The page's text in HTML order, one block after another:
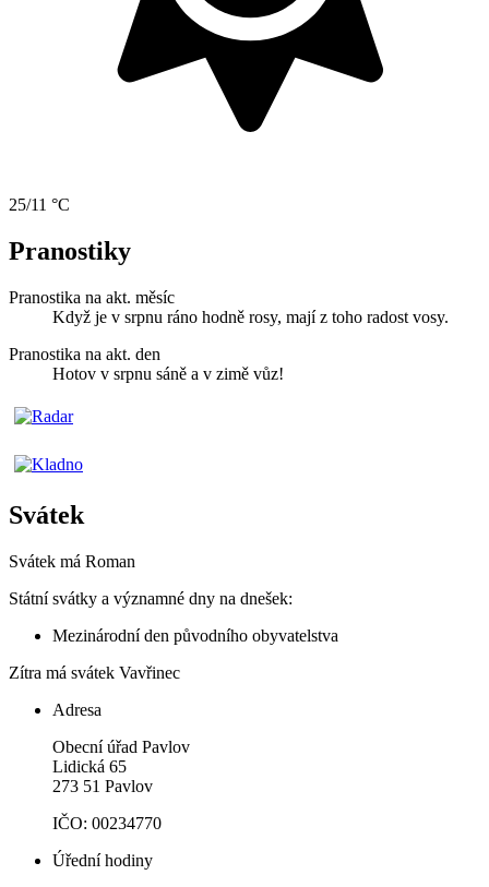
25/11 °C
Pranostiky
Pranostika na akt. měsíc
Když je v srpnu ráno hodně rosy, mají z toho radost vosy.
Pranostika na akt. den
Hotov v srpnu sáně a v zimě vůz!
Svátek
Svátek má Roman
Státní svátky a významné dny na dnešek:
Mezinárodní den původního obyvatelstva
Zítra má svátek Vavřinec
Adresa
Obecní úřad Pavlov
Lidická 65
273 51 Pavlov
IČO: 00234770
Úřední hodiny